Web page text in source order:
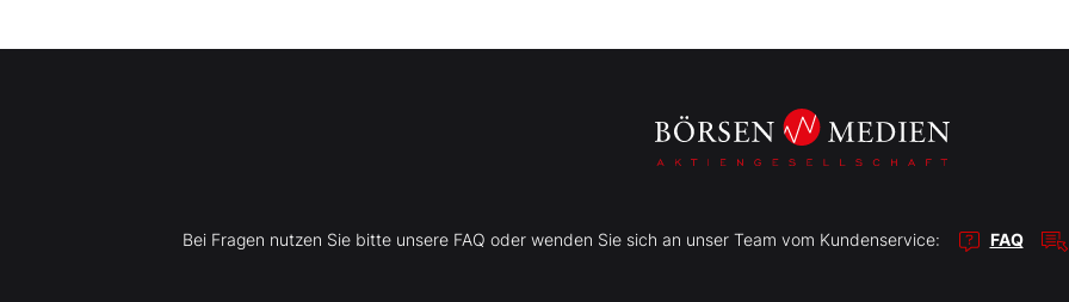
Bei Fragen nutzen Sie bitte unsere FAQ oder wenden Sie sich an unser Team vom Kundenservice: FAQ